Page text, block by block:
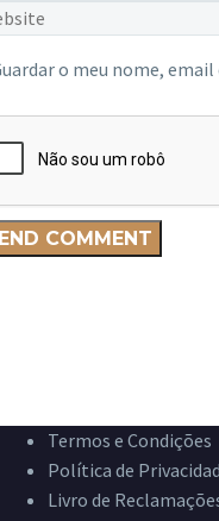
o meu nome,
COMMENT
Termos e Condições
Política de
Livro de